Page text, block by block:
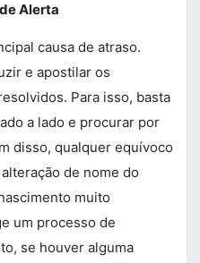
Alerta
causa de atraso.
e apostilar os
Para isso, basta
a lado e procurar por
disso, qualquer equívoco
de nome do
muito
um processo de
se houver alguma